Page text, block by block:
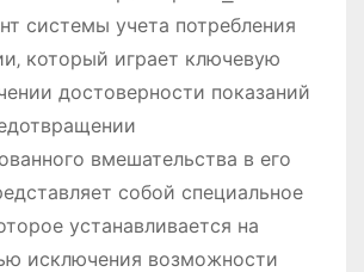
системы учета потребления
который играет ключевую
достоверности показаний
вмешательства в его
собой специальное
устанавливается на
исключения возможности